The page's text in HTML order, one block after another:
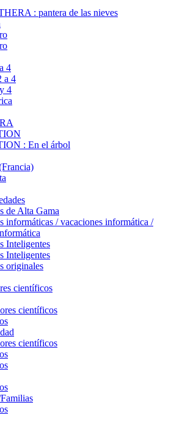
: pantera de las nieves
4
a 4
4
: En el árbol
de Alta Gama
informáticas / vacaciones informática /
Inteligentes
Inteligentes
originales
científicos
científicos
científicos